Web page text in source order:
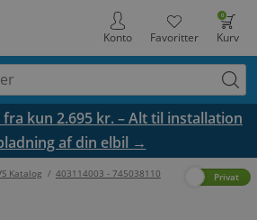
0
Kurv
Favoritter
Konto
fra kun 2.695 kr. – Alt til installation
af din elbil →
Katalog / 403114003 - 745038110 Privat
Erhverv